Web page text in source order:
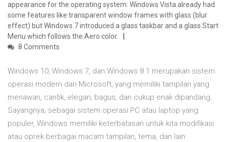
appearance for the operating system. Windows Vista already had
some features like transparent window frames with glass (blur
effect) but Windows 7 introduced a glass taskbar and a glass Start
Menu which follows the Aero color.
8 Comments
Windows 10, Windows 7, dan Windows 8.1 merupakan sistem
operasi modern dari Microsoft, yang memiliki tampilan yang
menawan, cantik, elegan, bagus, dan cukup enak dipandang.
Sayangnya, sebagai sistem operasi PC atau laptop yang
populer, Windows memiliki keterbatasan untuk kita modifikasi
atau oprek berbagai macam tampilan, tema, dan lain